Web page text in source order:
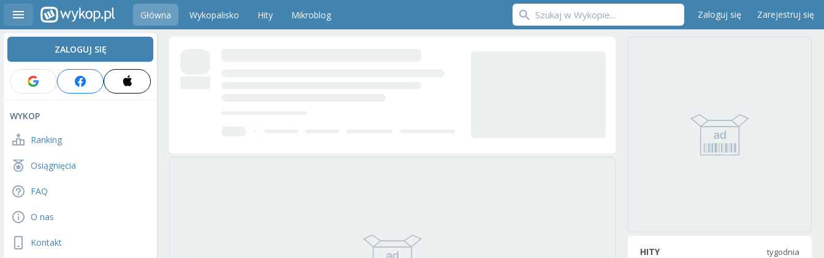
Główna Wykopalisko Hity Mikroblog Zaloguj się Zarejestruj się
ZALOGUJ SIĘ
WYKOP
Ranking
Osiągnięcia
FAQ
O nas
Kontakt
HITY tygodnia